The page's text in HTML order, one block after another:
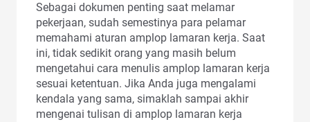
Sebagai dokumen penting saat melamar
pekerjaan, sudah semestinya para pelamar
memahami aturan amplop lamaran kerja. Saat
ini, tidak sedikit orang yang masih belum
mengetahui cara menulis amplop lamaran kerja
sesuai ketentuan. Jika Anda juga mengalami
kendala yang sama, simaklah sampai akhir
mengenai tulisan di amplop lamaran kerja